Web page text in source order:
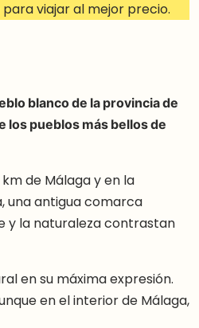
viajar al mejor precio.
blanco de la provincia de
los pueblos más bellos de
de Málaga y en la
una antigua comarca
y la naturaleza contrastan
en su máxima expresión.
en el interior de Málaga,